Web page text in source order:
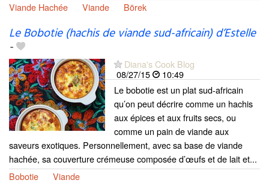
Viande Hachée
Viande Börek
Le Bobotie (hachis de viande sud-africain) d’Estelle
-
Diana's Cook Blog
08/27/15
10:49
Le bobotie est un plat sud-africain
qu’on peut décrire comme un hachis
aux épices et aux fruits secs, ou
comme un pain de viande aux
saveurs exotiques. Personnellement, avec sa base de viande
hachée, sa couverture crémeuse composée d’œufs et de lait et...
Bobotie
Viande